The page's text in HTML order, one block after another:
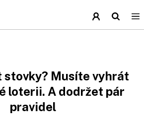
stovky? Musíte vyhrát
loterii. A dodržet pár
pravidel